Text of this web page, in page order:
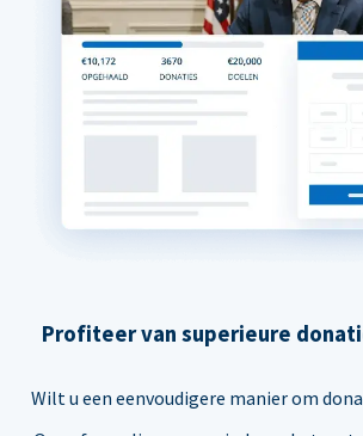
Profiteer van superieure
Wilt u een eenvoudigere manier om